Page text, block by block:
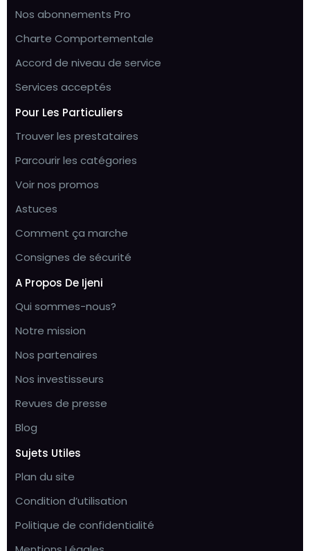
Nos abonnements Pro
Charte Comportementale
Accord de niveau de service
Services acceptés
Pour Les Particuliers
Trouver les prestataires
Parcourir les catégories
Voir nos promos
Astuces
Comment ça marche
Consignes de sécurité
A Propos De Ijeni
Qui sommes-nous?
Notre mission
Nos partenaires
Nos investisseurs
Revues de presse
Blog
Sujets Utiles
Plan du site
Condition d’utilisation
Politique de confidentialité